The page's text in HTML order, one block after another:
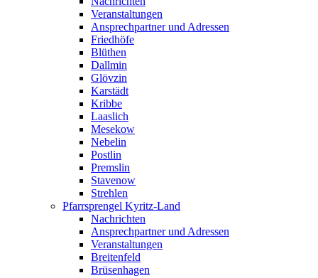
Veranstaltungen
Ansprechpartner und Adressen
Friedhöfe
Blüthen
Dallmin
Glövzin
Karstädt
Kribbe
Laaslich
Mesekow
Nebelin
Postlin
Premslin
Stavenow
Strehlen
Pfarrsprengel Kyritz-Land
Nachrichten
Ansprechpartner und Adressen
Veranstaltungen
Breitenfeld
Brüsenhagen